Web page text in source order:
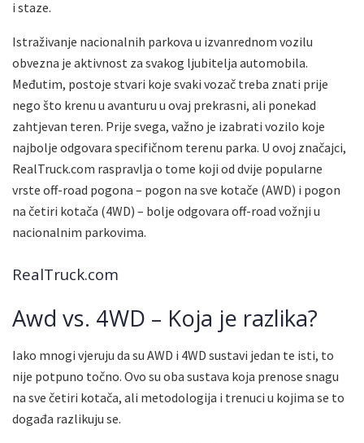
i staze.
Istraživanje nacionalnih parkova u izvanrednom vozilu
obvezna je aktivnost za svakog ljubitelja automobila.
Međutim, postoje stvari koje svaki vozač treba znati prije
nego što krenu u avanturu u ovaj prekrasni, ali ponekad
zahtjevan teren. Prije svega, važno je izabrati vozilo koje
najbolje odgovara specifičnom terenu parka. U ovoj značajci,
RealTruck.com raspravlja o tome koji od dvije popularne
vrste off-road pogona – pogon na sve kotače (AWD) i pogon
na četiri kotača (4WD) – bolje odgovara off-road vožnji u
nacionalnim parkovima.
RealTruck.com
Awd vs. 4WD – Koja je razlika?
Iako mnogi vjeruju da su AWD i 4WD sustavi jedan te isti, to
nije potpuno točno. Ovo su oba sustava koja prenose snagu
na sve četiri kotača, ali metodologija i trenuci u kojima se to
događa razlikuju se.